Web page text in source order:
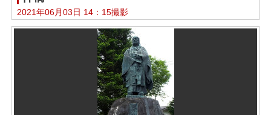
2021年06月03日 14：15撮影